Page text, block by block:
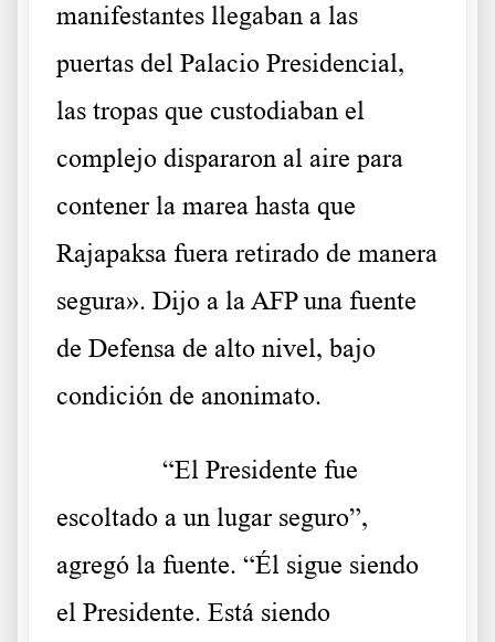
manifestantes llegaban a las
puertas del Palacio Presidencial,
las tropas que custodiaban el
complejo dispararon al aire para
contener la marea hasta que
Rajapaksa fuera retirado de manera
segura». Dijo a la AFP una fuente
de Defensa de alto nivel, bajo
condición de anonimato.
“El Presidente fue
escoltado a un lugar seguro”,
agregó la fuente. “Él sigue siendo
el Presidente. Está siendo